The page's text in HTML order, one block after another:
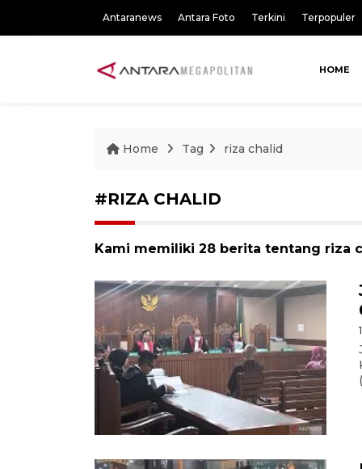
Antaranews Antara Foto Terkini Terpopuler
HOME
Home Tag riza chalid
#RIZA CHALID
Kami memiliki 28 berita tentang riza